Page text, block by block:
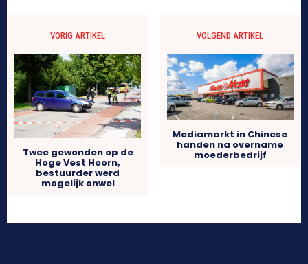
VORIG ARTIKEL
Twee gewonden op de
Hoge Vest Hoorn,
bestuurder werd
mogelijk onwel
VOLGEND ARTIKEL
Mediamarkt in Chinese
handen na overname
moederbedrijf